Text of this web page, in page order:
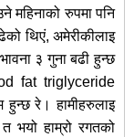
महिनाको रुपमा पनि
थिएं, अमेरीकीलाइ
३ गुना बढी हुन्छ
fat triglyceride
रे। हामीहरुलाइ
भयो हाम्रो रगतको